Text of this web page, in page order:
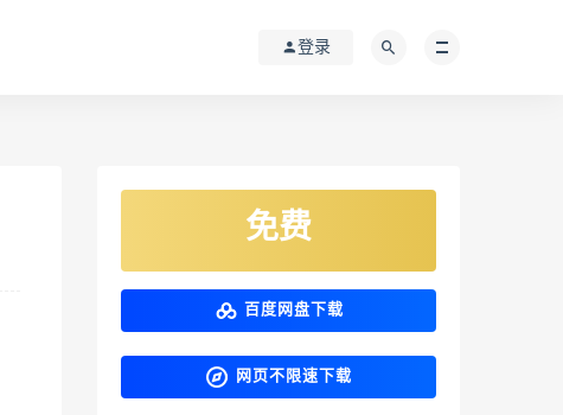
登录
免费
百度网盘下载
网页不限速下载